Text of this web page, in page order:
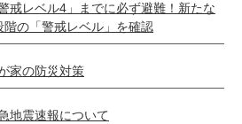
警戒レベル4」までに必ず避難！新たな
階の「警戒レベル」を確認
家の防災対策
地震速報について